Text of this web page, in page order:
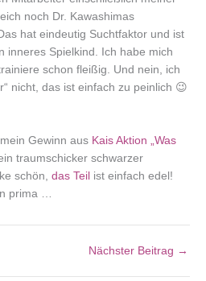
noch Dr. Kawashimas
hat eindeutig Suchtfaktor und ist
inneres Spielkind. Ich habe mich
schon fleißig. Und nein, ich
nicht, das ist einfach zu peinlich 😉
Gewinn aus Kais Aktion „Was
traumschicker schwarzer
schön, das Teil ist einfach edel!
prima …
Nächster Beitrag →